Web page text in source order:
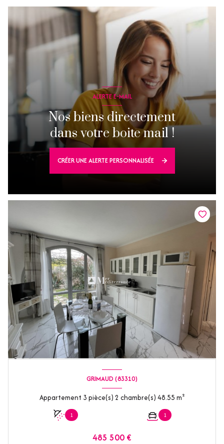
ALERTE E-MAIL
Nos biens directement
dans votre boite mail !
CRÉER UNE ALERTE PERSONNALISÉE
GRIMAUD (83310)
Appartement 3 pièce(s) 2 chambre(s) 48.55 m²
1 1
485 500 €